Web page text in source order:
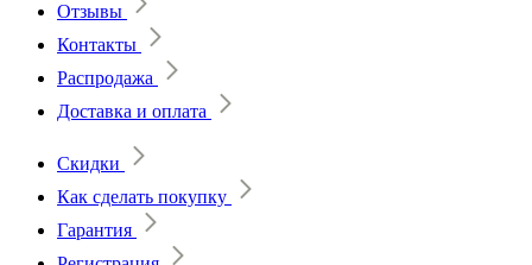
Отзывы
Контакты
Распродажа
Доставка и оплата
Скидки
Как сделать покупку
Гарантия